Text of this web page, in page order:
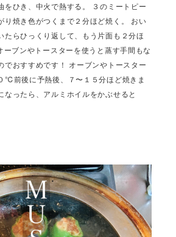
をひき、中火で熱する。 ３のミートピー
り焼き色がつくまで２分ほど焼く。 おい
たらひっくり返して、もう片面も２分ほ
ーブンやトースターを使うと蒸す手間もな
でおすすめです！ オーブンやトースター
℃前後に予熱後、７〜１５分ほど焼きま
なったら、アルミホイルをかぶせると